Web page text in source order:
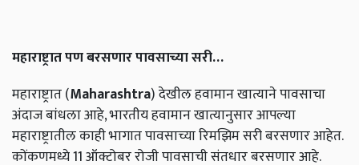
महाराष्ट्रातपणबरसणारपावसाच्यासरी…
महाराष्ट्रात (Maharashtra) देखील हवामान खात्याने पावसाचा
अंदाज बांधला आहे, भारतीय हवामान खात्यानुसार आपल्या
महाराष्ट्रातील काही भागात पावसाच्या रिमझिम सरी बरसणार आहेत.
कोंकणमध्ये 11 ऑक्टोबर रोजी पावसाची संतधार बरसणार आहे.